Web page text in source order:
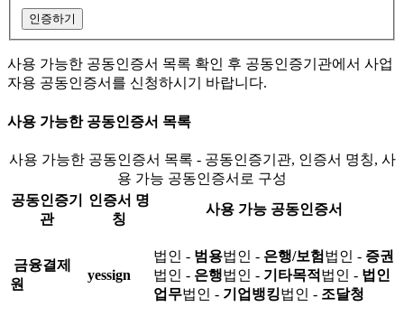
인증하기
사용 가능한 공동인증서 목록 확인 후 공동인증기관에서 사업
자용 공동인증서를 신청하시기 바랍니다.
사용 가능한 공동인증서 목록
사용 가능한 공동인증서 목록 - 공동인증기관, 인증서 명칭, 사
용 가능 공동인증서로 구성
공동인증기
관
인증서 명
칭
사용 가능 공동인증서
금융결제
원
yessign
법인 - 범용법인 - 은행/보험 법인 - 증권
법인 - 은행법인 - 기타목적 법인 - 법인
업무법인 - 기업뱅킹법인 - 조달청